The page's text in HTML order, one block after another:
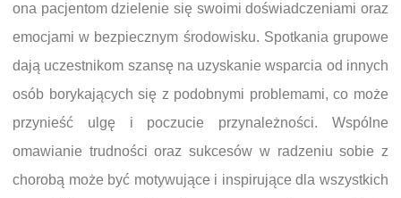
ona pacjentom dzielenie się swoimi doświadczeniami oraz
emocjami w bezpiecznym środowisku. Spotkania grupowe
dają uczestnikom szansę na uzyskanie wsparcia od innych
osób borykających się z podobnymi problemami, co może
przynieść ulgę i poczucie przynależności. Wspólne
omawianie trudności oraz sukcesów w radzeniu sobie z
chorobą może być motywujące i inspirujące dla wszystkich